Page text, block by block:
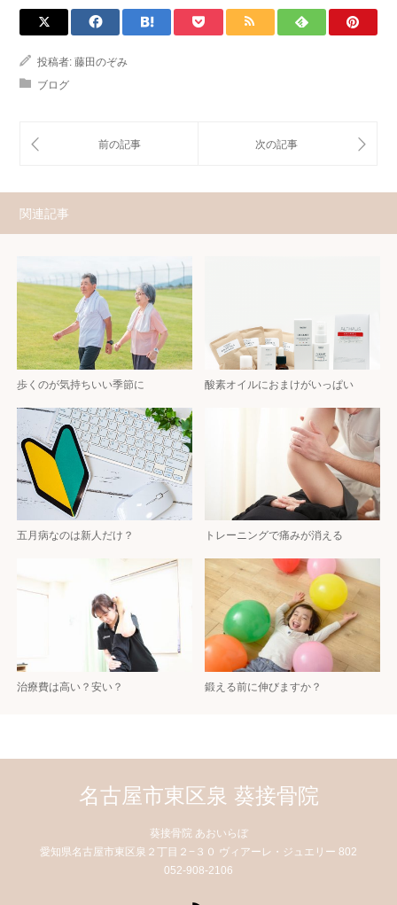
投稿者: 藤田のぞみ
ブログ
関連記事
歩くのが気持ちいい季節に 酸素オイルにおまけがいっぱい
五月病なのは新人だけ？ トレーニングで痛みが消える
治療費は高い？安い？ 鍛える前に伸びますか？
名古屋市東区泉 葵接骨院
葵接骨院 あおいらぼ
愛知県名古屋市東区泉２丁目２−３０ ヴィアーレ・ジュエリー 802
052-908-2106